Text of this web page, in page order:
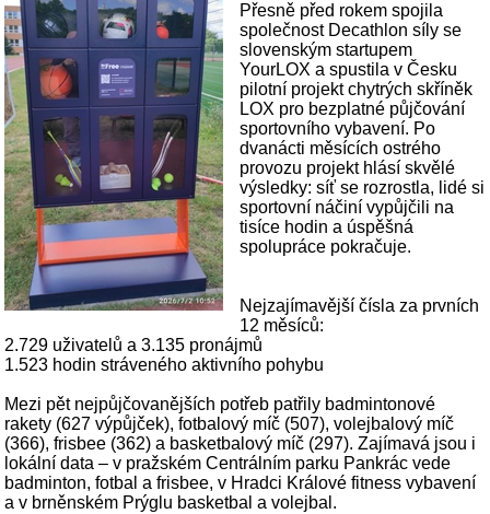
Přesně před rokem spojila
společnost Decathlon síly se
slovenským startupem
YourLOX a spustila v Česku
pilotní projekt chytrých skříněk
LOX pro bezplatné půjčování
sportovního vybavení. Po
dvanácti měsících ostrého
provozu projekt hlásí skvělé
výsledky: síť se rozrostla, lidé si
sportovní náčiní vypůjčili na
tisíce hodin a úspěšná
spolupráce pokračuje.
Nejzajímavější čísla za prvních
12 měsíců:
2.729 uživatelů a 3.135 pronájmů
1.523 hodin stráveného aktivního pohybu
Mezi pět nejpůjčovanějších potřeb patřily badmintonové
rakety (627 výpůjček), fotbalový míč (507), volejbalový míč
(366), frisbee (362) a basketbalový míč (297). Zajímavá jsou i
lokální data – v pražském Centrálním parku Pankrác vede
badminton, fotbal a frisbee, v Hradci Králové fitness vybavení
a v brněnském Prýglu basketbal a volejbal.